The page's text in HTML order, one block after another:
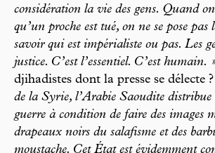
considération la vie des gens. Quand
qu’un proche est tué, on ne se pose pas
savoir qui est impérialiste ou pas. Les
justice. C’est l’essentiel. C’est humain.
djihadistes dont la presse se délecte ?
de la Syrie, l’Arabie Saoudite
guerre à condition de faire des images
drapeaux noirs du salafisme et des
moustache. Cet État est évidemment